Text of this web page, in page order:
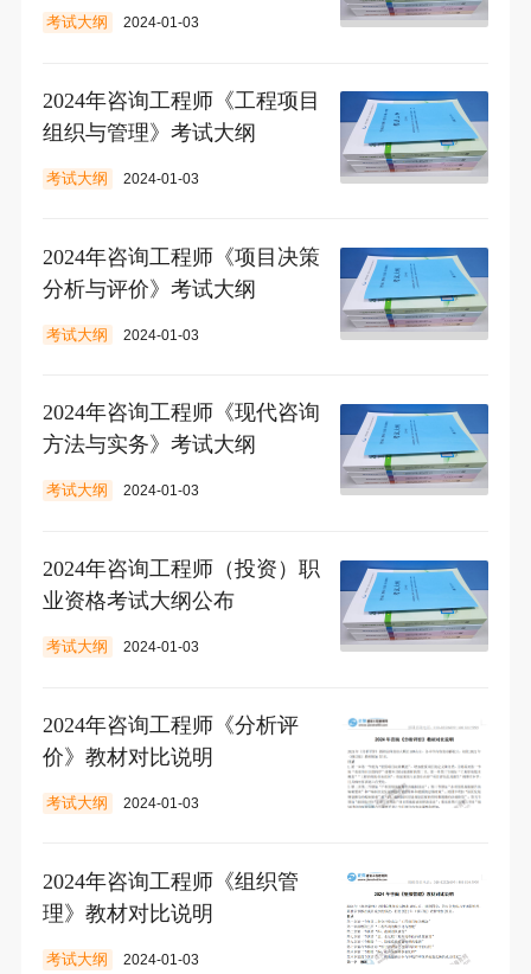
考试大纲 2024-01-03
2024年咨询工程师《工程项目
组织与管理》考试大纲
考试大纲 2024-01-03
2024年咨询工程师《项目决策
分析与评价》考试大纲
考试大纲 2024-01-03
2024年咨询工程师《现代咨询
方法与实务》考试大纲
考试大纲 2024-01-03
2024年咨询工程师（投资）职
业资格考试大纲公布
考试大纲 2024-01-03
2024年咨询工程师《分析评
价》教材对比说明
考试大纲 2024-01-03
2024年咨询工程师《组织管
理》教材对比说明
考试大纲 2024-01-03